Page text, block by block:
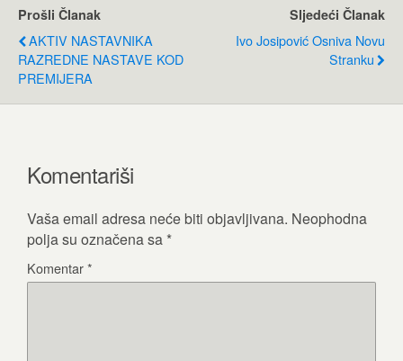
Prošli Članak
AKTIV NASTAVNIKA
RAZREDNE NASTAVE KOD
PREMIJERA
Sljedeći Članak
Ivo Josipović Osniva Novu
Stranku
Komentariši
Vaša email adresa neće biti objavljivana. Neophodna
polja su označena sa *
Komentar*